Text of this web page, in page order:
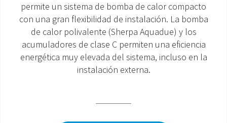
MONDE OS
ÁREA DE DESCARGA
permite un sistema de bomba de calor compacto
con una gran flexibilidad de instalación. La bomba
de calor polivalente (Sherpa Aquadue) y los
acumuladores de clase C permiten una eficiencia
energética muy elevada del sistema, incluso en la
instalación externa.